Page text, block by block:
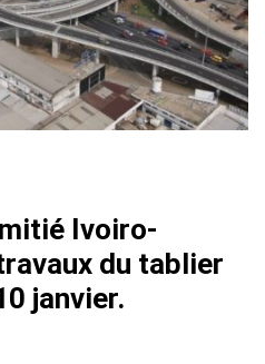
Ivoiro-
du tablier
janvier.